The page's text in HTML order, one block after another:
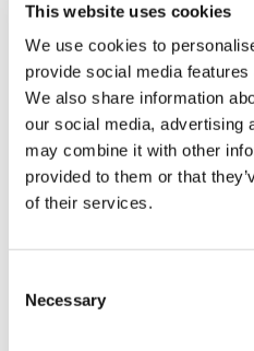
This website uses cookies
We use cookies to
provide social media
We also share information
our social media, advertising
may combine it with other
provided to them or that
of their services.
Selection
Necessary
mee voorop. Natuurlijk, er
uitblinken, en onze
Wageningen heeft terecht
“Als HR manager is het
urgentie over te brengen op
een aantal vragen. Wat is
Hanteren wij een strategie
Tikkie